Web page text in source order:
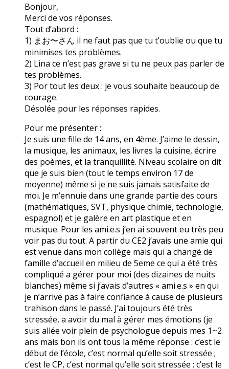
Bonjour,
Merci de vos réponses.
Tout d’abord :
1) まお〜さん il ne faut pas que tu t’oublie ou que tu
minimises tes problèmes.
2) Lina ce n’est pas grave si tu ne peux pas parler de
tes problèmes.
3) Por tout les deux : je vous souhaite beaucoup de
courage.
Désolée pour les réponses rapides.
Pour me présenter :
Je suis une fille de 14 ans, en 4ème. J’aime le dessin,
la musique, les animaux, les livres la cuisine, écrire
des poèmes, et la tranquillité. Niveau scolaire on dit
que je suis bien (tout le temps environ 17 de
moyenne) même si je ne suis jamais satisfaite de
moi. Je m’ennuie dans une grande partie des cours
(mathématiques, SVT, physique chimie, technologie,
espagnol) et je galère en art plastique et en
musique. Pour les ami.e.s j’en ai souvent eu très peu
voir pas du tout. A partir du CE2 j’avais une amie qui
est venue dans mon collège mais qui a changé de
famille d’accueil en milieu de 5eme ce qui a été très
compliqué a gérer pour moi (des dizaines de nuits
blanches) même si j’avais d’autres « ami.e.s » en qui
je n’arrive pas à faire confiance à cause de plusieurs
trahison dans le passé. J’ai toujours été très
stressée, a avoir du mal à gérer mes émotions (je
suis allée voir plein de psychologue depuis mes 1~2
ans mais bon ils ont tous la même réponse : c’est le
début de l’école, c’est normal qu’elle soit stressée ;
c’est le CP, c’est normal qu’elle soit stressée ; c’est le